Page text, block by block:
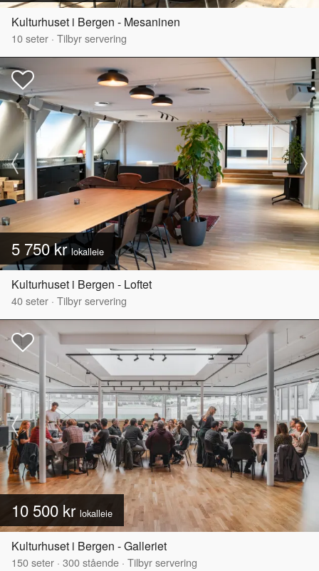
Kulturhuset i Bergen - Mesaninen
10seter · Tilbyr servering
5 750 krlokalleie
Kulturhuset i Bergen - Loftet
40seter · Tilbyr servering
10 500 kr lokalleie
Kulturhuset i Bergen - Galleriet
150seter · 300stående · Tilbyr servering